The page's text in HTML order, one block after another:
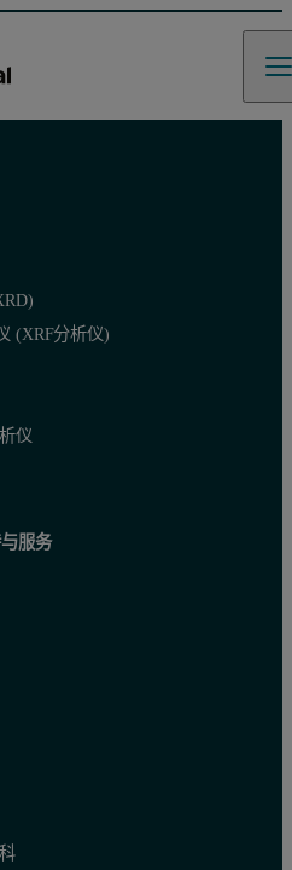
(XRF分析仪)
仪
服务